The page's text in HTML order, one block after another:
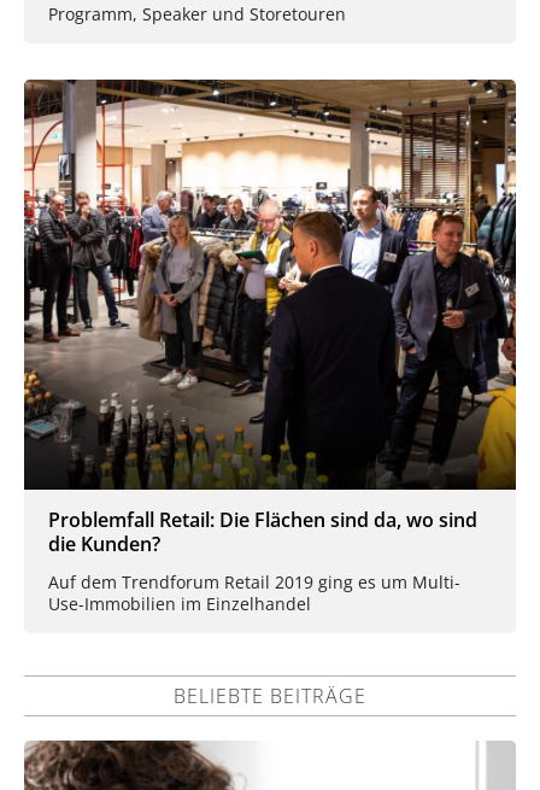
Programm, Speaker und Storetouren
Problemfall Retail: Die Flächen sind da, wo sind
die Kunden?
Auf dem Trendforum Retail 2019 ging es um Multi-
Use-Immobilien im Einzelhandel
BELIEBTE BEITRÄGE